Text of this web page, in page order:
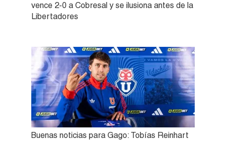
vence 2-0 a Cobresal y se ilusiona antes de la
Libertadores
Buenas noticias para Gago: Tobías Reinhart